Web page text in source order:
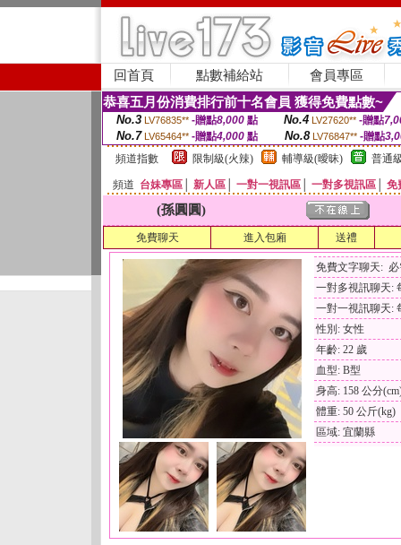
回首頁 點數補給站 會員專區
恭喜五月份消費排行前十名會員 獲得免費點數~
No.3 LV76835** -贈點8,000點 No.4 LV27620** -贈點
No.7 LV65464** -贈點4,000 點 No.8 LV76847** -贈點
頻道指數
限制級(火辣) 輔導級(曖昧) 普通
頻道 台妹專區 新人區 一對一視訊區 一對多視訊區 免
(孫圓圓)
免費聊天 進入包廂 送禮
免費文字聊天:
一對多視訊聊天:
一對一視訊聊天:
性別: 女性
年齡: 22 歲
血型: B型
身高: 158 公分
體重: 50 公斤(kg)
區域: 宜蘭縣